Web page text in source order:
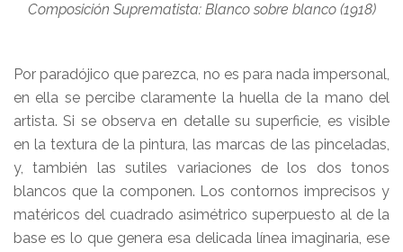
Composición Suprematista: Blanco sobre blanco (1918)
Por paradójico que parezca, no es para nada impersonal,
en ella se percibe claramente la huella de la mano del
artista. Si se observa en detalle su superficie, es visible
en la textura de la pintura, las marcas de las pinceladas,
y, también las sutiles variaciones de los dos tonos
blancos que la componen. Los contornos imprecisos y
matéricos del cuadrado asimétrico superpuesto al de la
base es lo que genera esa delicada línea imaginaria, ese